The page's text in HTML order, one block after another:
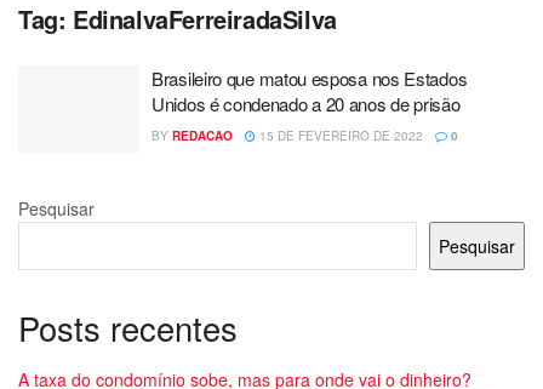
Tag: EdinalvaFerreiradaSilva
Brasileiro que matou esposa nos Estados
Unidos é condenado a 20 anos de prisão
BY REDACAO 15 DE FEVEREIRO DE 2022 0
Pesquisar
Pesquisar
Posts recentes
A taxa do condomínio sobe, mas para onde vai o dinheiro?